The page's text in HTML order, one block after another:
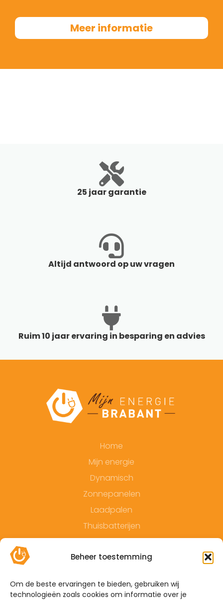
Beheer toestemming
Om de beste ervaringen te bieden, gebruiken wij
technologieën zoals cookies om informatie over je
Meer informatie
25 jaar garantie
Altijd antwoord op uw vragen
Ruim 10 jaar ervaring in besparing en advies
Home
Mijn energie
Dynamisch
Zonnepanelen
Laadpalen
Thuisbatterijen
Contact
Algemene voorwaarden